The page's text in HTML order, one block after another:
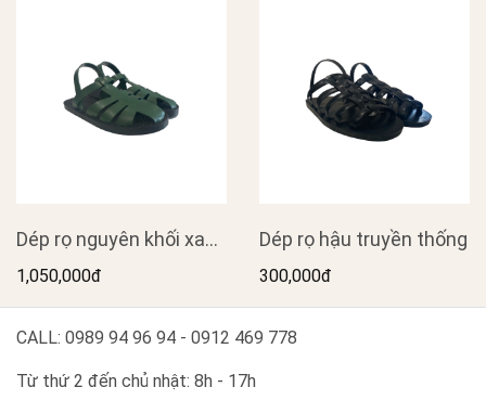
Dép rọ nguyên khối xanh
rêu đế tổ ong
1,050,000đ
Dép rọ hậu truyền thống
300,000đ
CALL: 0989 94 96 94 - 0912 469 778
Từ thứ 2 đến chủ nhật: 8h - 17h